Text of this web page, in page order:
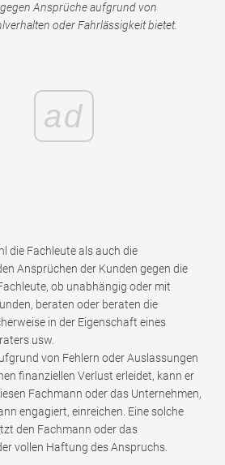
Ansprüche aufgrund von
oder Fahrlässigkeit bietet.
ad
die Fachleute als auch die
Ansprüchen der Kunden gegen die
ob unabhängig oder mit
beraten oder beraten die
in der Eigenschaft eines
usw.
von Fehlern oder Auslassungen
finanziellen Verlust erleidet, kann er
Fachmann oder das Unternehmen,
engagiert, einreichen. Eine solche
den Fachmann oder das
vollen Haftung des Anspruchs.